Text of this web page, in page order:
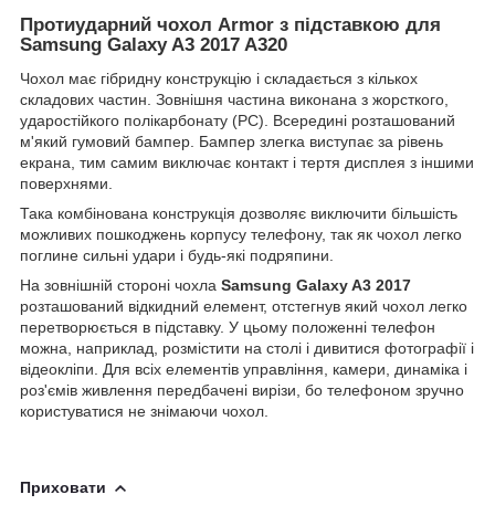
Протиударний чохол Armor з підставкою для
Samsung Galaxy A3 2017 A320
Чохол має гібридну конструкцію і складається з кількох
складових частин. Зовнішня частина виконана з жорсткого,
ударостійкого полікарбонату (PC). Всередині розташований
м'який гумовий бампер. Бампер злегка виступає за рівень
екрана, тим самим виключає контакт і тертя дисплея з іншими
поверхнями.
Така комбінована конструкція дозволяє виключити більшість
можливих пошкоджень корпусу телефону, так як чохол легко
поглине сильні удари і будь-які подряпини.
На зовнішній стороні чохла Samsung Galaxy A3 2017
розташований відкидний елемент, отстегнув який чохол легко
перетворюється в підставку. У цьому положенні телефон
можна, наприклад, розмістити на столі і дивитися фотографії і
відеокліпи. Для всіх елементів управління, камери, динаміка і
роз'ємів живлення передбачені вирізи, бо телефоном зручно
користуватися не знімаючи чохол.
Приховати